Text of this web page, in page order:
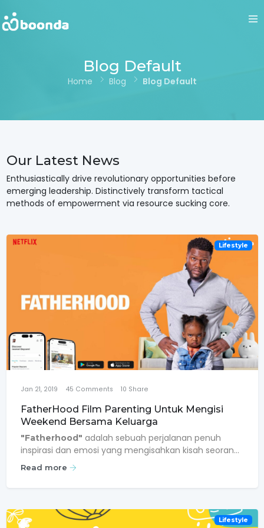
Blog Default
Home Blog Blog Default
Our Latest News
Enthusiastically drive revolutionary opportunities before
emerging leadership. Distinctively transform tactical
methods of empowerment via resource sucking core.
Lifestyle
Jan 21, 2019 45 Comments 10 Share
FatherHood Film Parenting Untuk Mengisi
Weekend Bersama Keluarga
"Fatherhood" adalah sebuah perjalanan penuh
inspirasi dan emosi yang mengisahkan kisah seorang
ayah yang berjuang untuk menghadapi peran ayah
tunggal setelah kehilangan istrinya yang tercinta. Film
ini memaparkan cerita tentang cinta sejati,
anaknya yang baru lahir, dan menghadirkan momen-
momen lucu dan mengharukan yang menyentuh
Read more
Lifestyle